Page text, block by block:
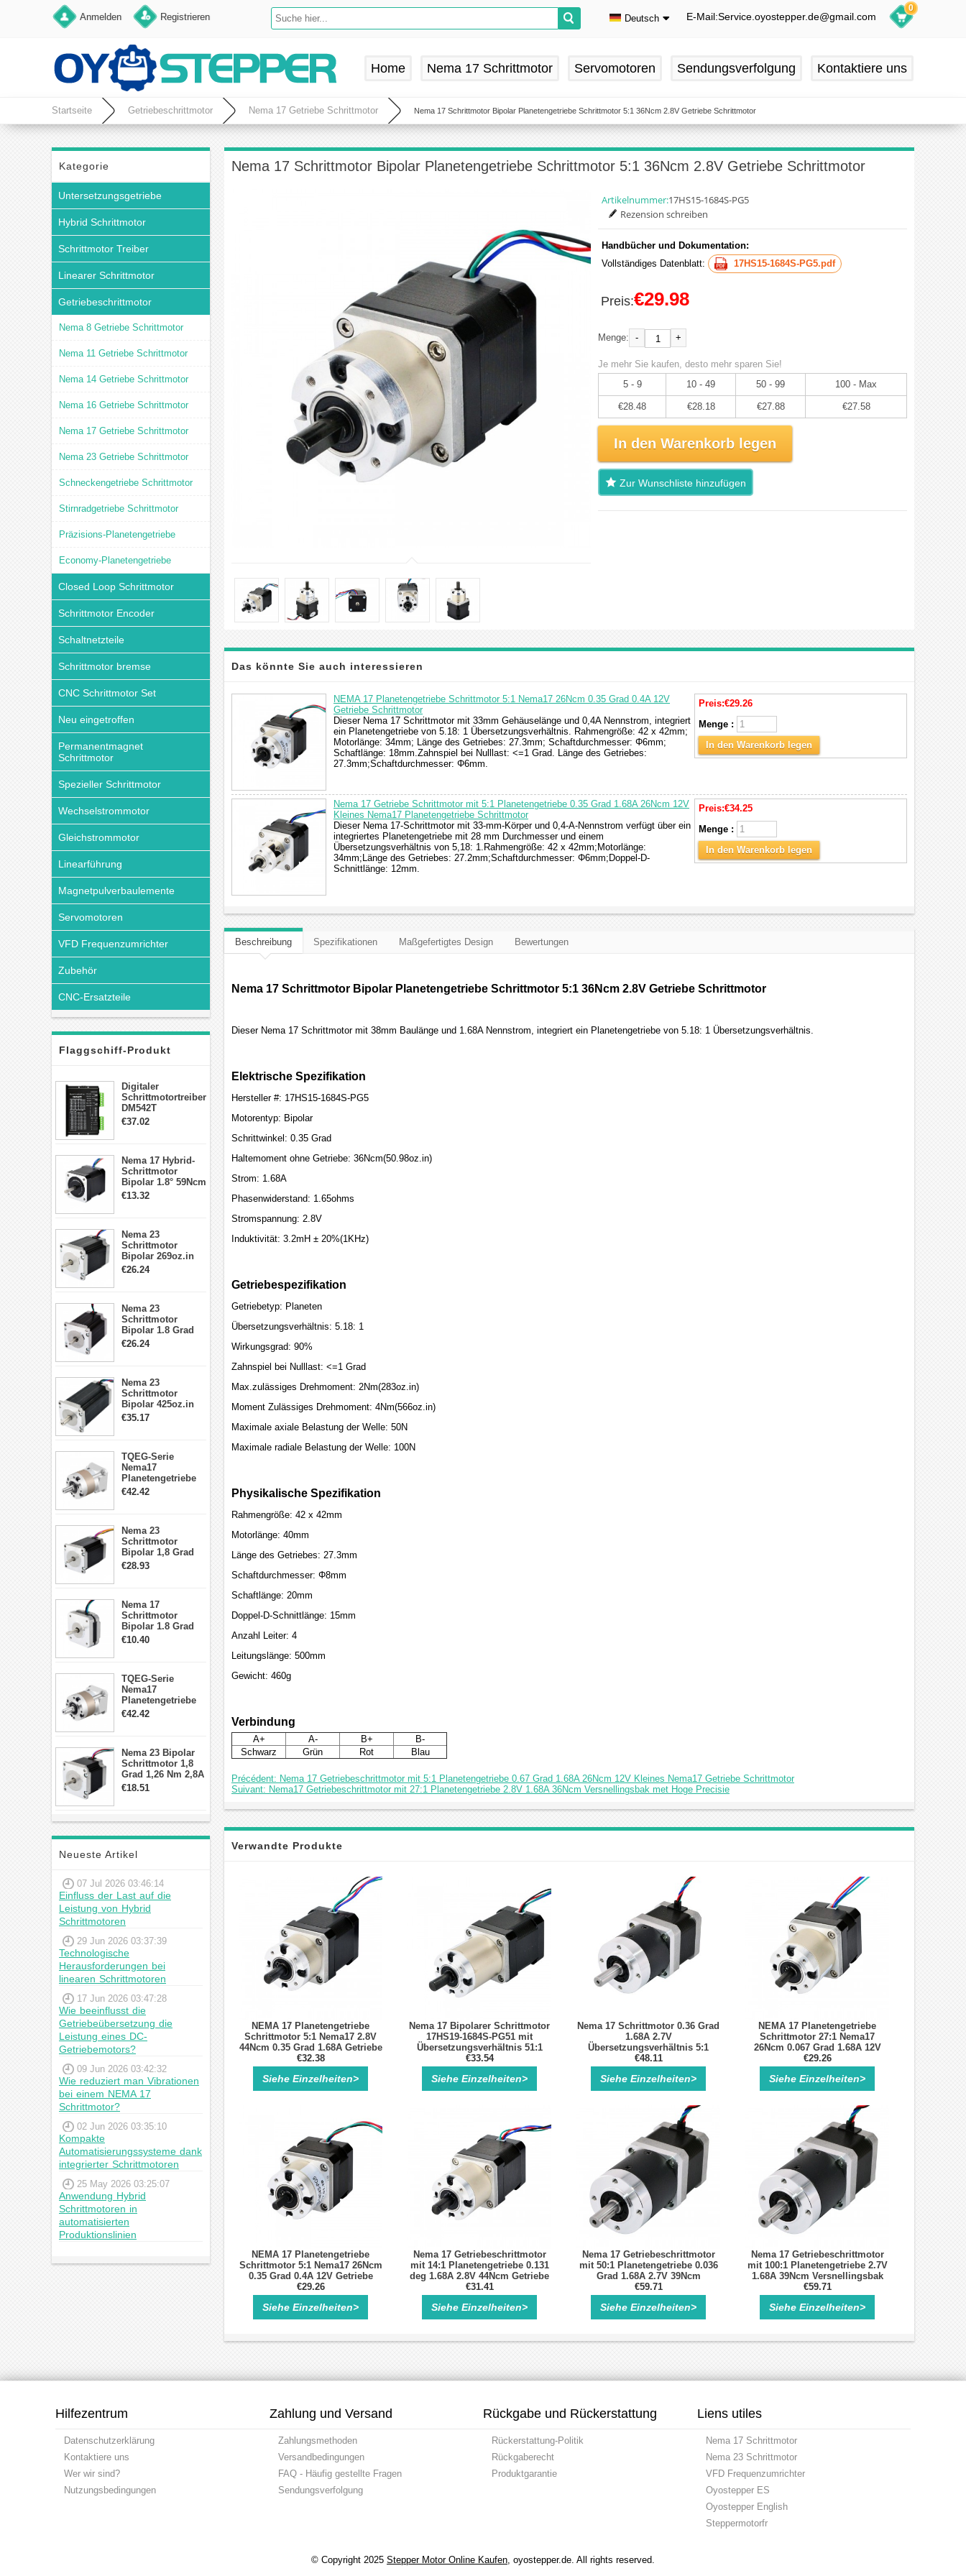
Anmelden Registrieren Deutsch
Deutsch
Español
E-Mail:Service.oyostepper.de@gmail.com
0
Home Nema 17 Schrittmotor Servomotoren Sendungsverfolgung Kontaktiere uns
Startseite Getriebeschrittmotor Nema 17 Getriebe Schrittmotor Nema 17 Schrittmotor Bipolar Planetengetriebe Schrittmotor 5:1 36Ncm 2.8V Getriebe Schrittmotor
Kategorie
Untersetzungsgetriebe
Hybrid Schrittmotor
Schrittmotor Treiber
Linearer Schrittmotor
Getriebeschrittmotor
Nema 8 Getriebe Schrittmotor
Nema 11 Getriebe Schrittmotor
Nema 14 Getriebe Schrittmotor
Nema 16 Getriebe Schrittmotor
Nema 17 Getriebe Schrittmotor
Nema 23 Getriebe Schrittmotor
Schneckengetriebe Schrittmotor
Stirnradgetriebe Schrittmotor
Präzisions-Planetengetriebe
Economy-Planetengetriebe
Closed Loop Schrittmotor
Schrittmotor Encoder
Schaltnetzteile
Schrittmotor bremse
CNC Schrittmotor Set
Neu eingetroffen
Permanentmagnet
Schrittmotor
Spezieller Schrittmotor
Wechselstrommotor
Gleichstrommotor
Linearführung
Magnetpulverbaulemente
Servomotoren
VFD Frequenzumrichter
Zubehör
CNC-Ersatzteile
Flaggschiff-Produkt
Digitaler
Schrittmotortreiber
DM542T
Schrittmotor
Schrittmotor
€37.02
Nema 17 Hybrid-
Schrittmotor
Bipolar 1.8° 59Ncm
2A 4 Drähte mit 1m
€13.32
Nema 23
Schrittmotor
Bipolar 269oz.in
2,8A 57x57x76mm
€26.24
Nema 23
Schrittmotor
Bipolar 1.8 Grad
1.9Nm 3A 3.36V 4
€26.24
Nema 23
Schrittmotor
Bipolar 425oz.in
4.2A 57x57x114mm
€35.17
TQEG-Serie
Nema17
Planetengetriebe
5:1 Spiel 15Arc-
€42.42
Nema 23
Schrittmotor
Bipolar 1,8 Grad
2,83Nm 4 A 2,26V
€28.93
Nema 17
Schrittmotor
Bipolar 1.8 Grad
8.7Ncm 1A 3.5V 4
€10.40
TQEG-Serie
Nema17
Planetengetriebe
10:1 Spiel 15Arc-
€42.42
Nema 23 Bipolar
Schrittmotor 1,8
Grad 1,26 Nm 2,8A
2,5V 4 Drähte
€18.51
Neueste Artikel
07 Jul 2026 03:46:14
Einfluss der Last auf die
Leistung von Hybrid
Schrittmotoren
29 Jun 2026 03:37:39
Technologische
Herausforderungen bei
linearen Schrittmotoren
17 Jun 2026 03:47:28
Wie beeinflusst die
Getriebeübersetzung die
Leistung eines DC-
Getriebemotors?
09 Jun 2026 03:42:32
Wie reduziert man Vibrationen
bei einem NEMA 17
Schrittmotor?
02 Jun 2026 03:35:10
Kompakte
Automatisierungssysteme dank
integrierter Schrittmotoren
25 May 2026 03:25:07
Anwendung Hybrid
Schrittmotoren in
automatisierten
Produktionslinien
Nema 17 Schrittmotor Bipolar Planetengetriebe Schrittmotor 5:1 36Ncm 2.8V Getriebe Schrittmotor
Artikelnummer:17HS15-1684S-PG5
Rezension schreiben
Handbücher und Dokumentation:
Vollständiges Datenblatt:
17HS15-1684S-PG5.pdf
Preis:€29.98
Menge: - +
Je mehr Sie kaufen, desto mehr sparen Sie!
5 - 9
10 - 49 50 - 99 100 - Max
€28.48 €28.18 €27.88 €27.58
In den Warenkorb legen
Zur Wunschliste hinzufügen
Das könnte Sie auch interessieren
NEMA 17 Planetengetriebe Schrittmotor 5:1 Nema17 26Ncm 0.35 Grad 0.4A 12V
Getriebe Schrittmotor
Dieser Nema 17 Schrittmotor mit 33mm Gehäuselänge und 0,4A Nennstrom, integriert
ein Planetengetriebe von 5.18: 1 Übersetzungsverhältnis. Rahmengröße: 42 x 42mm;
Motorlänge: 34mm; Länge des Getriebes: 27.3mm; Schaftdurchmesser: Φ6mm;
Schaftlänge: 18mm.Zahnspiel bei Nulllast: <=1 Grad. Länge des Getriebes:
27.3mm;Schaftdurchmesser: Φ6mm.
Preis:€29.26
Menge :
In den Warenkorb legen
Nema 17 Getriebe Schrittmotor mit 5:1 Planetengetriebe 0.35 Grad 1.68A 26Ncm 12V
Kleines Nema17 Planetengetriebe Schrittmotor
Dieser Nema 17-Schrittmotor mit 33-mm-Körper und 0,4-A-Nennstrom verfügt über ein
integriertes Planetengetriebe mit 28 mm Durchmesser und einem
Übersetzungsverhältnis von 5,18: 1.Rahmengröße: 42 x 42mm;Motorlänge:
34mm;Länge des Getriebes: 27.2mm;Schaftdurchmesser: Φ6mm;Doppel-D-
Schnittlänge: 12mm.
Preis:€34.25
Menge :
In den Warenkorb legen
Beschreibung Spezifikationen Maßgefertigtes Design Bewertungen
Nema 17 Schrittmotor Bipolar Planetengetriebe Schrittmotor 5:1 36Ncm 2.8V Getriebe Schrittmotor
Dieser Nema 17 Schrittmotor mit 38mm Baulänge und 1.68A Nennstrom, integriert ein Planetengetriebe von 5.18: 1 Übersetzungsverhältnis.
Elektrische Spezifikation
Hersteller #: 17HS15-1684S-PG5
Motorentyp: Bipolar
Schrittwinkel: 0.35 Grad
Haltemoment ohne Getriebe: 36Ncm(50.98oz.in)
Strom: 1.68A
Phasenwiderstand: 1.65ohms
Stromspannung: 2.8V
Induktivität: 3.2mH ± 20%(1KHz)
Getriebespezifikation
Getriebetyp: Planeten
Übersetzungsverhältnis: 5.18: 1
Wirkungsgrad: 90%
Zahnspiel bei Nulllast: <=1 Grad
Max.zulässiges Drehmoment: 2Nm(283oz.in)
Moment Zulässiges Drehmoment: 4Nm(566oz.in)
Maximale axiale Belastung der Welle: 50N
Maximale radiale Belastung der Welle: 100N
Physikalische Spezifikation
Rahmengröße: 42 x 42mm
Motorlänge: 40mm
Länge des Getriebes: 27.3mm
Schaftdurchmesser: Φ8mm
Schaftlänge: 20mm
Doppel-D-Schnittlänge: 15mm
Anzahl Leiter: 4
Leitungslänge: 500mm
Gewicht: 460g
Verbindung
A+ A- B+
B-
Schwarz
Grün Rot Blau
Précédent: Nema 17 Getriebeschrittmotor mit 5:1 Planetengetriebe 0.67 Grad 1.68A 26Ncm 12V Kleines Nema17 Getriebe Schrittmotor
Suivant: Nema17 Getriebeschrittmotor mit 27:1 Planetengetriebe 2.8V 1.68A 36Ncm Versnellingsbak met Hoge Precisie
Verwandte Produkte
NEMA 17 Planetengetriebe
Schrittmotor 5:1 Nema17 2.8V
44Ncm 0.35 Grad 1.68A Getriebe
Schrittmotor
€32.38
Siehe Einzelheiten>
Nema 17 Bipolarer Schrittmotor
17HS19-1684S-PG51 mit
Übersetzungsverhältnis 51:1
Planetengetriebe
€33.54
Siehe Einzelheiten>
Nema 17 Schrittmotor 0.36 Grad
1.68A 2.7V
Übersetzungsverhältnis 5:1
Planetengetriebe
€48.11
Siehe Einzelheiten>
NEMA 17 Planetengetriebe
Schrittmotor 27:1 Nema17
26Ncm 0.067 Grad 1.68A 12V
Getriebe Schrittmotor
€29.26
Siehe Einzelheiten>
NEMA 17 Planetengetriebe
Schrittmotor 5:1 Nema17 26Ncm
0.35 Grad 0.4A 12V Getriebe
Schrittmotor
€29.26
Siehe Einzelheiten>
Nema 17 Getriebeschrittmotor
mit 14:1 Planetengetriebe 0.131
deg 1.68A 2.8V 44Ncm Getriebe
Schrittmotor
€31.41
Siehe Einzelheiten>
Nema 17 Getriebeschrittmotor
mit 50:1 Planetengetriebe 0.036
Grad 1.68A 2.7V 39Ncm
Getriebe Schrittmotor
€59.71
Siehe Einzelheiten>
Nema 17 Getriebeschrittmotor
mit 100:1 Planetengetriebe 2.7V
1.68A 39Ncm Versnellingsbak
met Hoge Precisie
€59.71
Siehe Einzelheiten>
Hilfezentrum
Datenschutzerklärung
Kontaktiere uns
Wer wir sind?
Nutzungsbedingungen
Zahlung und Versand
Zahlungsmethoden
Versandbedingungen
FAQ - Häufig gestellte Fragen
Sendungsverfolgung
Rückgabe und Rückerstattung
Rückerstattung-Politik
Rückgaberecht
Produktgarantie
Liens utiles
Nema 17 Schrittmotor
Nema 23 Schrittmotor
VFD Frequenzumrichter
Oyostepper ES
Oyostepper English
Steppermotorfr
© Copyright 2025 Stepper Motor Online Kaufen, oyostepper.de. All rights reserved.